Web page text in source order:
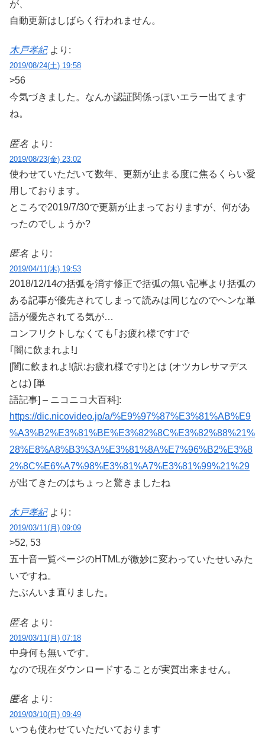
が、
自動更新はしばらく行われません。
木戸孝紀 より:
2019/08/24(土) 19:58
>56
今気づきました。なんか認証関係っぽいエラー出てます
ね。
匿名 より:
2019/08/23(金) 23:02
使わせていただいて数年、更新が止まる度に焦るくらい愛
用しております。
ところで2019/7/30で更新が止まっておりますが、何があ
ったのでしょうか?
匿名 より:
2019/04/11(木) 19:53
2018/12/14の括弧を消す修正で括弧の無い記事より括弧の
ある記事が優先されてしまって読みは同じなのでヘンな単
語が優先されてる気が…
コンフリクトしなくても｢お疲れ様です｣で
｢闇に飲まれよ!｣
[闇に飲まれよ!(訳:お疲れ様です!)とは (オツカレサマデス
とは) [単
語記事] – ニコニコ大百科]:
https://dic.nicovideo.jp/a/%E9%97%87%E3%81%AB%E9
%A3%B2%E3%81%BE%E3%82%8C%E3%82%88%21%
28%E8%A8%B3%3A%E3%81%8A%E7%96%B2%E3%8
2%8C%E6%A7%98%E3%81%A7%E3%81%99%21%29
が出てきたのはちょっと驚きましたね
木戸孝紀 より:
2019/03/11(月) 09:09
>52, 53
五十音一覧ページのHTMLが微妙に変わっていたせいみた
いですね。
たぶんいま直りました。
匿名 より:
2019/03/11(月) 07:18
中身何も無いです。
なので現在ダウンロードすることが実質出来ません。
匿名 より:
2019/03/10(日) 09:49
いつも使わせていただいております